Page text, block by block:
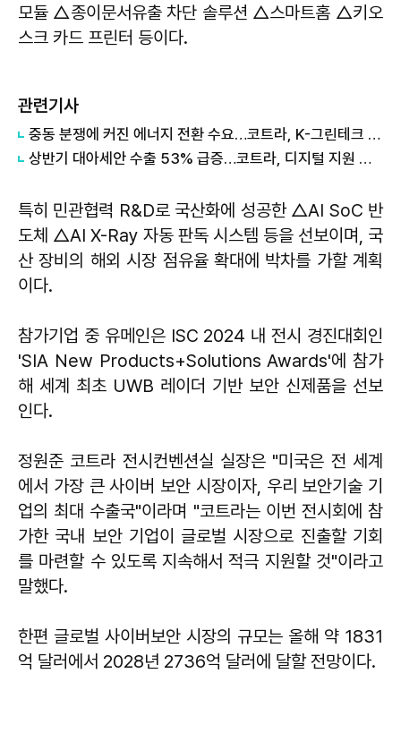
모듈 △종이문서유출 차단 솔루션 △스마트홈 △키오
스크 카드 프린터 등이다.
관련기사
중동 분쟁에 커진 에너지 전환 수요…코트라, K-그린테크 수출길 넓힌다
상반기 대아세안 수출 53% 급증…코트라, 디지털 지원 패키지 가동
특히 민관협력 R&D로 국산화에 성공한 △AI SoC 반
도체 △AI X-Ray 자동 판독 시스템 등을 선보이며, 국
산 장비의 해외 시장 점유율 확대에 박차를 가할 계획
이다.
참가기업 중 유메인은 ISC 2024 내 전시 경진대회인
'SIA New Products+Solutions Awards'에 참가
해 세계 최초 UWB 레이더 기반 보안 신제품을 선보
인다.
정원준 코트라 전시컨벤션실 실장은 "미국은 전 세계
에서 가장 큰 사이버 보안 시장이자, 우리 보안기술 기
업의 최대 수출국"이라며 "코트라는 이번 전시회에 참
가한 국내 보안 기업이 글로벌 시장으로 진출할 기회
를 마련할 수 있도록 지속해서 적극 지원할 것"이라고
말했다.
한편 글로벌 사이버보안 시장의 규모는 올해 약 1831
억 달러에서 2028년 2736억 달러에 달할 전망이다.